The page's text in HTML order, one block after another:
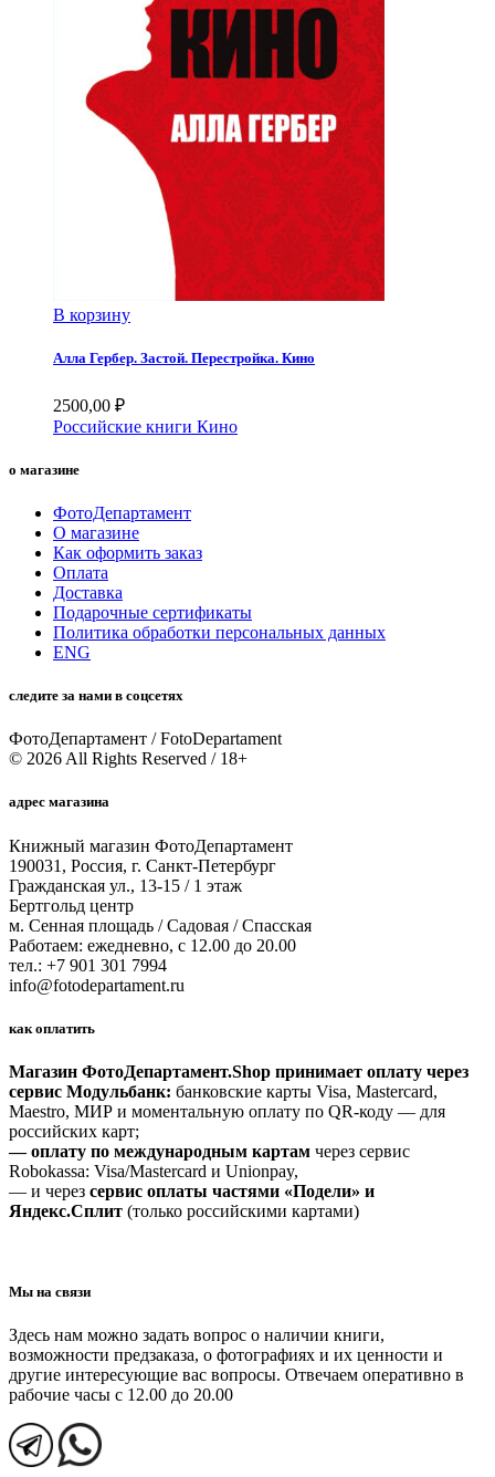
В корзину
Алла Гербер. Застой. Перестройка. Кино
2500,00 ₽
Российские книги Кино
о магазине
ФотоДепартамент
О магазине
Как оформить заказ
Оплата
Доставка
Подарочные сертификаты
Политика обработки персональных данных
ENG
следите за нами в соцсетях
ФотоДепартамент / FotoDepartament
© 2026 All Rights Reserved / 18+
адрес магазина
Книжный магазин ФотоДепартамент
190031, Россия, г. Санкт-Петербург
Гражданская ул., 13-15 / 1 этаж
Бертгольд центр
м. Сенная площадь / Садовая / Спасская
Работаем: ежедневно, с 12.00 до 20.00
тел.: +7 901 301 7994
info@fotodepartament.ru
как оплатить
Магазин ФотоДепартамент.Shop принимает оплату через
сервис Модульбанк: банковские карты Visa, Mastercard,
Maestro, МИР и моментальную оплату по QR-коду — для
российских карт;
— оплату по международным картам через сервис
Robokassa: Visa/Mastercard и Unionpay,
— и через сервис оплаты частями «Подели» и
Яндекс.Сплит (только российскими картами)
Мы на связи
Здесь нам можно задать вопрос о наличии книги,
возможности предзаказа, о фотографиях и их ценности и
другие интересующие вас вопросы. Отвечаем оперативно в
рабочие часы с 12.00 до 20.00